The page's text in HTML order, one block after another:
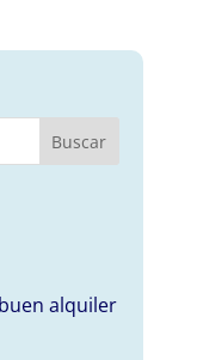
alquiler